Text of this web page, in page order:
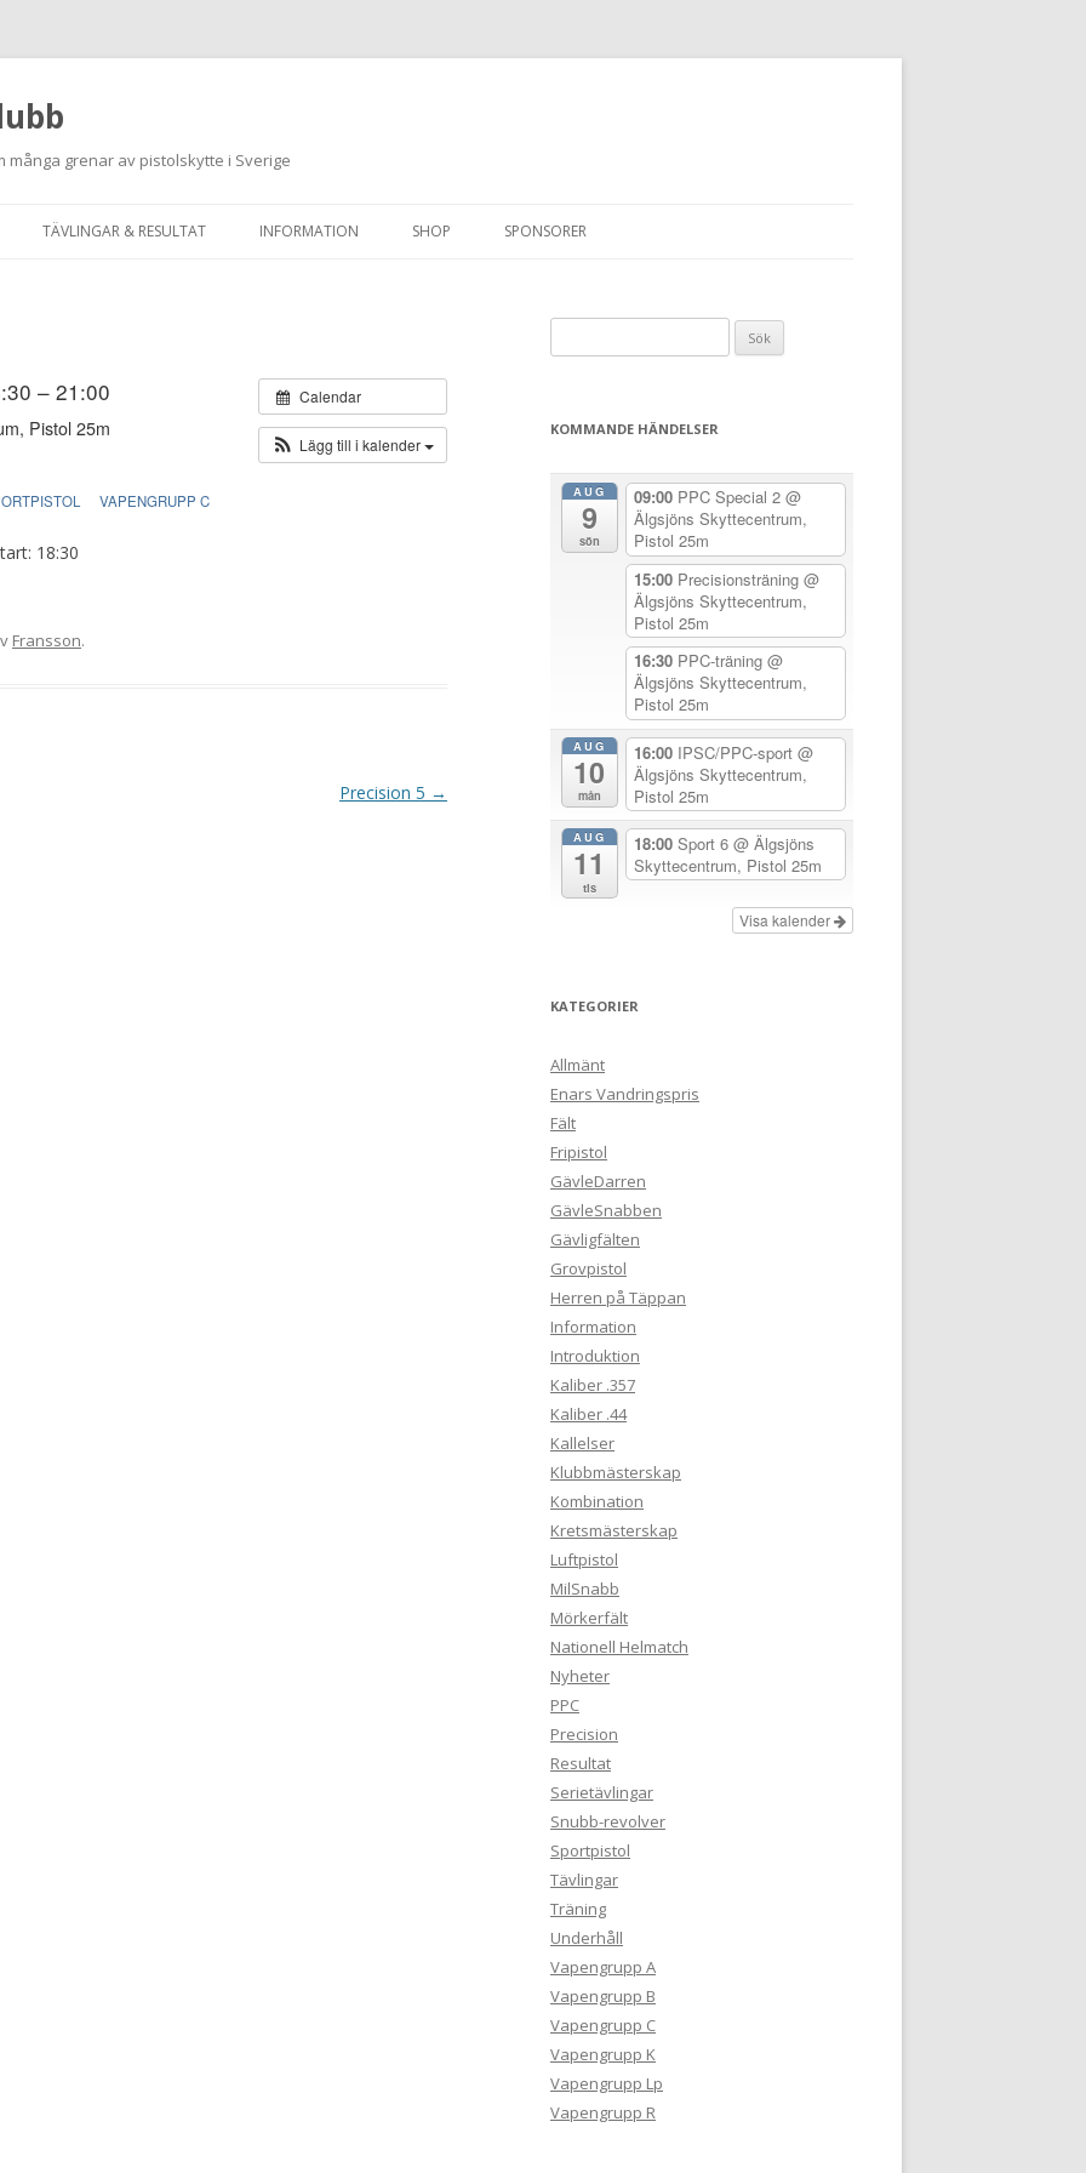
många grenar av pistolskytte i Sverige
till
TÄVLINGAR & RESULTAT INFORMATION
RUTINER FÖR SKJUTLEDARE
FÄLTSKYTTE
SHOP SPONSORER
Calendar
Lägg till i kalender
– 21:00
Pistol 25m
VAPENGRUPP C
18:30
Fransson.
Precision 5 →
efter:
KOMMANDE HÄNDELSER
AUG
9
sön
09:00 PPC Special 2 @
Älgsjöns Skyttecentrum,
Pistol 25m
15:00 Precisionsträning @
Älgsjöns Skyttecentrum,
Pistol 25m
16:30 PPC-träning @
Älgsjöns Skyttecentrum,
Pistol 25m
AUG
10
mån
16:00 IPSC/PPC-sport @
Älgsjöns Skyttecentrum,
Pistol 25m
AUG
11
tis
18:00 Sport 6 @ Älgsjöns
Skyttecentrum, Pistol 25m
Visa kalender
KATEGORIER
Allmänt
Enars Vandringspris
Fält
Fripistol
GävleDarren
GävleSnabben
Gävligfälten
Grovpistol
Herren på Täppan
Information
Introduktion
Kaliber .357
Kaliber .44
Kallelser
Klubbmästerskap
Kombination
Kretsmästerskap
Luftpistol
MilSnabb
Mörkerfält
Nationell Helmatch
Nyheter
PPC
Precision
Resultat
Serietävlingar
Snubb-revolver
Sportpistol
Tävlingar
Träning
Underhåll
Vapengrupp A
Vapengrupp B
Vapengrupp C
Vapengrupp K
Vapengrupp Lp
Vapengrupp R